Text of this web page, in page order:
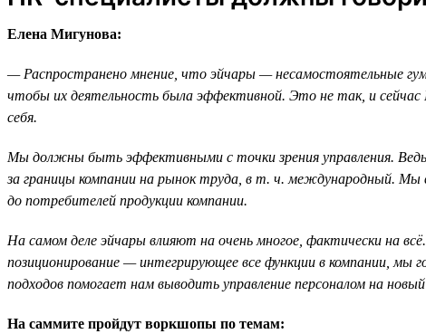
Елена Мигунова:
— Распространено мнение, что эйчары — несамостоятельные
чтобы их деятельность была эффективной. Это не так, и сейчас
себя.
Мы должны быть эффективными с точки зрения управления.
за границы компании на рынок труда, в т. ч. международный.
до потребителей продукции компании.
На самом деле эйчары влияют на очень многое, фактически на
позиционирование — интегрирующее все функции в компании, мы
подходов помогает нам выводить управление персоналом на
На саммите пройдут воркшопы по темам: